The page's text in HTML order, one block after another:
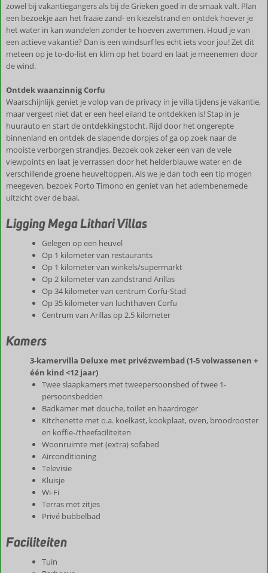
zowel bij vakantiegangers als bij de Grieken goed in de smaak valt. Plan
een bezoekje aan het fraaie zand- en kiezelstrand en ontdek hoever je
het water in kan wandelen zonder te hoeven zwemmen. Houd je van
een actieve vakantie? Dan is een windsurf les echt iets voor jou! Zet dit
meteen op je to-do-list en klim op het board en laat je meenemen door
de wind.
Ontdek waanzinnig Corfu
Waarschijnlijk geniet je volop van de privacy in je villa tijdens je vakantie,
maar vergeet niet dat er een heel eiland te ontdekken is! Stap in je
huurauto en start de ontdekkingstocht. Rijd door het ongerepte
binnenland en ontdek de slapende dorpjes of ga op zoek naar de
mooiste verborgen strandjes. Bezoek ook zeker een van de vele
viewpoints en laat je verrassen door het helderblauwe water en de
verschillende groene heuveltoppen. Als we je dan toch een tip mogen
meegeven, bezoek Porto Timono en geniet van het adembenemede
uitzicht over de baai.
Ligging Mega Lithari Villas
Gelegen op een heuvel
Op 1 kilometer van restaurants
Op 1 kilometer van winkels/supermarkt
Op 2 kilometer van zandstrand Arillas
Op 34 kilometer van centrum Corfu-Stad
Op 35 kilometer van luchthaven Corfu
Centrum van Arillas op 2.5 kilometer
Kamers
3-kamervilla Deluxe met privézwembad (1-5 volwassenen +
één kind <12 jaar)
Twee slaapkamers met tweepersoonsbed of twee 1-
persoonsbedden
Badkamer met douche, toilet en haardroger
Kitchenette met o.a. koelkast, kookplaat, oven, broodrooster
en koffie-/theefaciliteiten
Woonruimte met (extra) sofabed
Airconditioning
Televisie
Kluisje
Wi-Fi
Terras met zitjes
Privé bubbelbad
Faciliteiten
Tuin